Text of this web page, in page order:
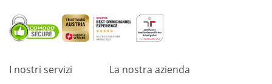
I nostri servizi La nostra azienda